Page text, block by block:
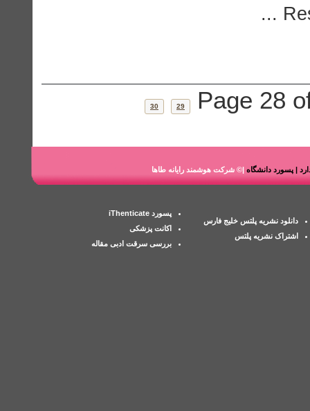
Page 28
29
30
| پسورد دانشگاه |© شرکت هوشمند رایانه طاها
دانلود نشریه پلتس خلیج فارس
اشتراک نشریه پلتس
پسورد iThenticate
اکانت پزشکی
بررسی سرقت ادبی مقاله